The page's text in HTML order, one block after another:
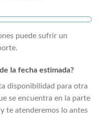
puede sufrir un
la fecha estimada?
disponibilidad para otra
se encuentra en la parte
te atenderemos lo antes